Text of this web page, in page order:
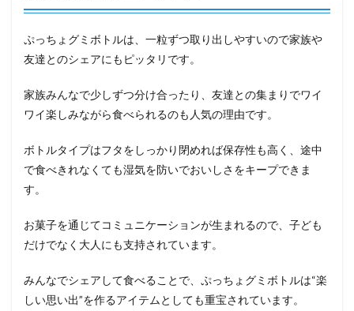
ぷっちょグミボトルは、一粒ずつ取り出しやすいので家族や
友達とのシェアにもピッタリです。
家族みんなで少しずつ分け合ったり、友達との集まりでワイ
ワイ楽しみながら食べられるのも人気の理由です。
ボトルタイプはフタをしっかり閉めれば保存性も高く、途中
で食べきれなくても湿気を防いでおいしさをキープできま
す。
お菓子を通じてコミュニケーションが生まれるので、子ども
だけでなく大人にも支持されています。
みんなでシェアして食べることで、ぷっちょグミボトルは“楽
しい思い出”を作るアイテムとしても重宝されています。